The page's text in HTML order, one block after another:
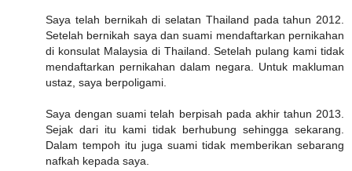
Saya telah bernikah di selatan Thailand pada tahun 2012.
Setelah bernikah saya dan suami mendaftarkan pernikahan
di konsulat Malaysia di Thailand. Setelah pulang kami tidak
mendaftarkan pernikahan dalam negara. Untuk makluman
ustaz, saya berpoligami.
Saya dengan suami telah berpisah pada akhir tahun 2013.
Sejak dari itu kami tidak berhubung sehingga sekarang.
Dalam tempoh itu juga suami tidak memberikan sebarang
nafkah kepada saya.